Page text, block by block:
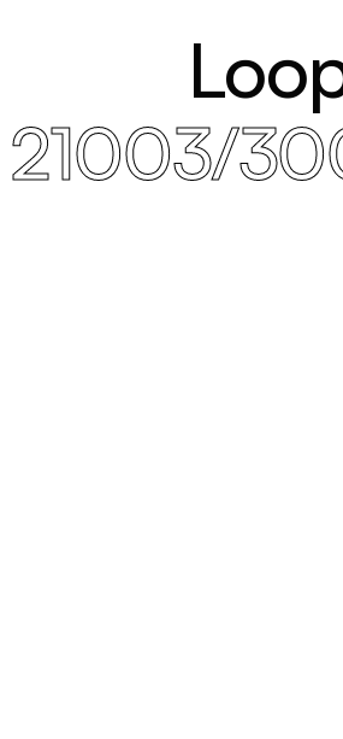
21003/